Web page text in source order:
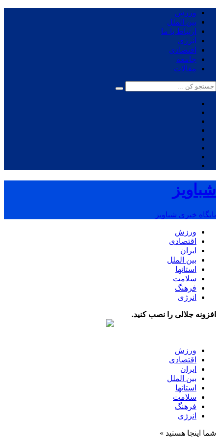
ورزش
بین الملل
ارتباط با ما
انرژی
اقتصادی
جامعه
مقالات
شباویز
پایگاه خبری شباویز
ورزش
اقتصادی
ایران
بین الملل
استانها
سلامت
فرهنگ
انرژی
افزونه جلالی را نصب کنید.
ورزش
اقتصادی
ایران
بین الملل
استانها
سلامت
فرهنگ
انرژی
شما اینجا هستید »